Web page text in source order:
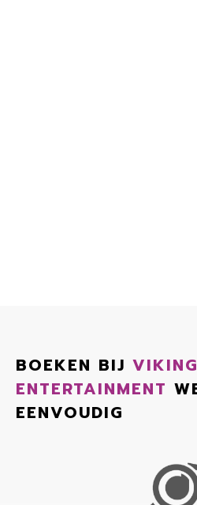
BOEKEN BIJ VIKING
ENTERTAINMENT
EENVOUDIG